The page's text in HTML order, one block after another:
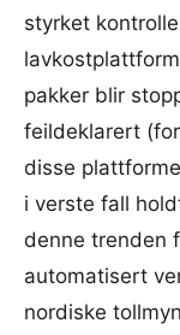
styrket
pakker blir
feildeklarert
disse
i verste fall
denne trenden
automatisert
nordiske